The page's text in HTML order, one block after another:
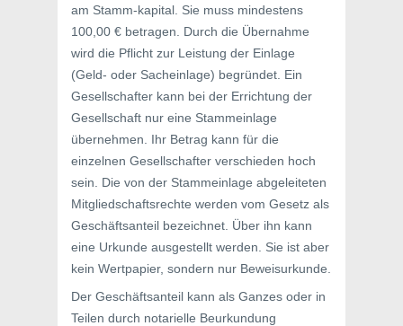
am Stamm-kapital. Sie muss mindestens
100,00 € betragen. Durch die Übernahme
wird die Pflicht zur Leistung der Einlage
(Geld- oder Sacheinlage) begründet. Ein
Gesellschafter kann bei der Errichtung der
Gesellschaft nur eine Stammeinlage
übernehmen. Ihr Betrag kann für die
einzelnen Gesellschafter verschieden hoch
sein. Die von der Stammeinlage abgeleiteten
Mitgliedschaftsrechte werden vom Gesetz als
Geschäftsanteil bezeichnet. Über ihn kann
eine Urkunde ausgestellt werden. Sie ist aber
kein Wertpapier, sondern nur Beweisurkunde.
Der Geschäftsanteil kann als Ganzes oder in
Teilen durch notarielle Beurkundung